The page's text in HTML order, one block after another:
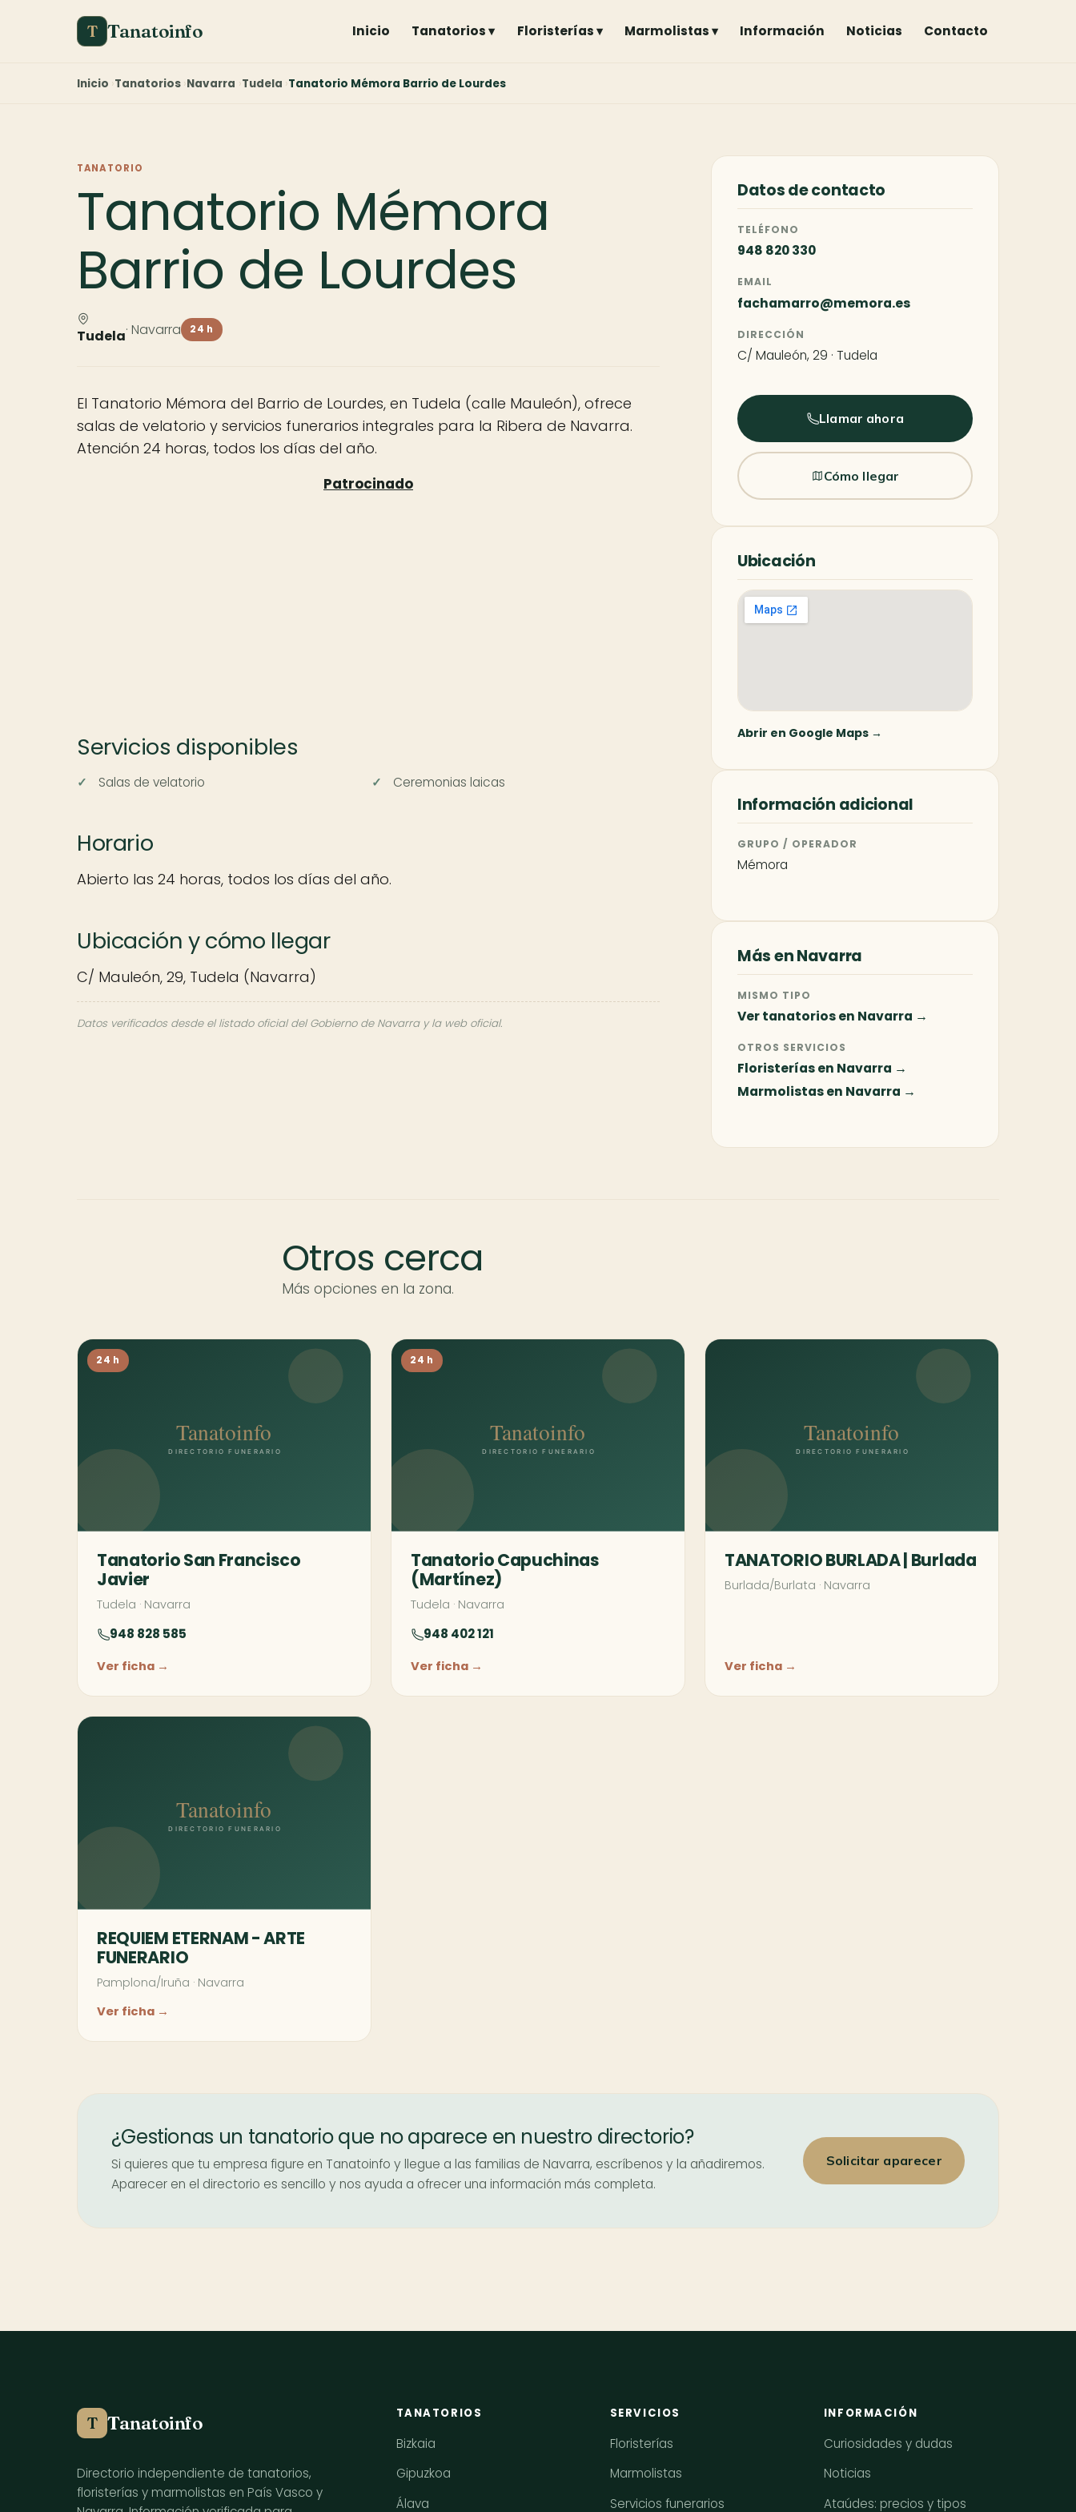
T Tanatoinfo Inicio Tanatorios ▾ Floristerías ▾ Marmolistas ▾ Información Noticias Contacto
Inicio Tanatorios Navarra Tudela Tanatorio Mémora Barrio de Lourdes
TANATORIO
Tanatorio Mémora
Barrio de Lourdes
Tudela· Navarra 24 h
El Tanatorio Mémora del Barrio de Lourdes, en Tudela (calle Mauleón), ofrece
salas de velatorio y servicios funerarios integrales para la Ribera de Navarra.
Atención 24 horas, todos los días del año.
Servicios disponibles
Salas de velatorio Ceremonias laicas
Horario
Abierto las 24 horas, todos los días del año.
Ubicación y cómo llegar
C/ Mauleón, 29, Tudela (Navarra)
Datos verificados desde el listado oficial del Gobierno de Navarra y la web oficial.
Datos de contacto
TELÉFONO
948 820 330
EMAIL
fachamarro@memora.es
DIRECCIÓN
C/ Mauleón, 29 · Tudela
Llamar ahora
Cómo llegar
Ubicación
Abrir en Google Maps →
Información adicional
GRUPO / OPERADOR
Mémora
Más en Navarra
MISMO TIPO
Ver tanatorios en Navarra →
OTROS SERVICIOS
Floristerías en Navarra →
Marmolistas en Navarra →
Otros cerca
Más opciones en la zona.
24 h
Tanatorio San Francisco
Javier
Tudela · Navarra
948 828 585
Ver ficha →
24 h
Tanatorio Capuchinas
(Martínez)
Tudela · Navarra
948 402 121
Ver ficha →
TANATORIO BURLADA | Burlada
Burlada/Burlata · Navarra
Ver ficha →
REQUIEM ETERNAM - ARTE
FUNERARIO
Pamplona/Iruña · Navarra
Ver ficha →
¿Gestionas un tanatorio que no aparece en nuestro directorio?
Si quieres que tu empresa figure en Tanatoinfo y llegue a las familias de Navarra, escríbenos y la añadiremos.
Aparecer en el directorio es sencillo y nos ayuda a ofrecer una información más completa.
Solicitar aparecer
T Tanatoinfo
Directorio independiente de tanatorios,
floristerías y marmolistas en País Vasco y
TANATORIOS
Bizkaia
Gipuzkoa
Álava
SERVICIOS
Floristerías
Marmolistas
Servicios funerarios
INFORMACIÓN
Curiosidades y dudas
Noticias
Ataúdes: precios y tipos